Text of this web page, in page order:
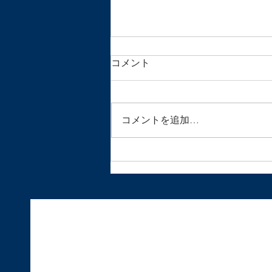
価格改定のおしらせ
いつも鍼灸マッサージサロン月の
により、鍼を中心とした施術に関
する消耗品や諸経費の値上がりに
ューにおきまして価格の改定をお
コメント
コメントを追加…